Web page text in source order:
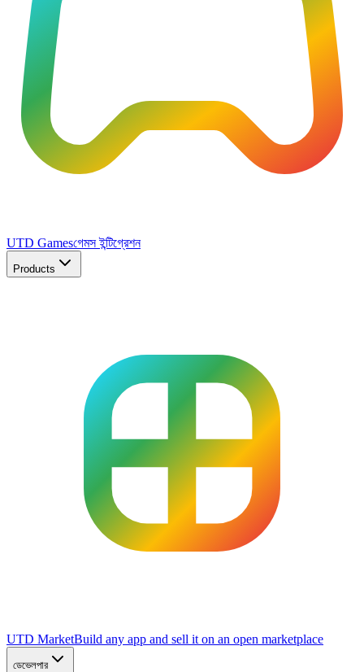
UTD Gamesগেমস ইন্টিগ্রেশন
Products
UTD MarketBuild any app and sell it on an open marketplace
ডেভেলপার